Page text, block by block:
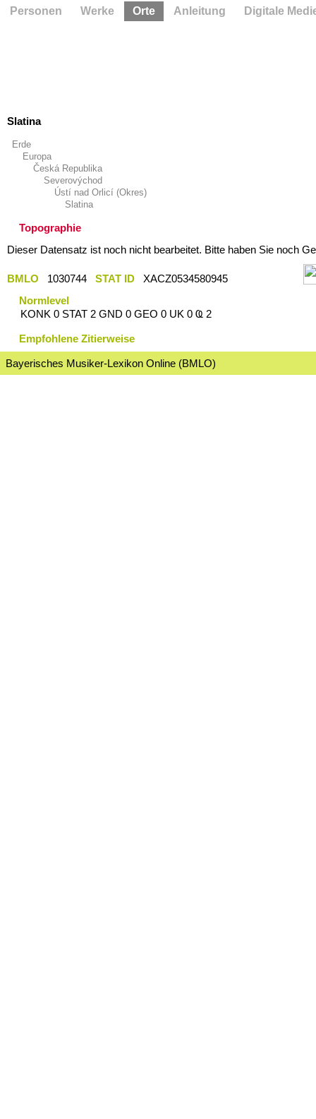
Slatina
Erde
Europa
Česká Republika
Severovýchod
Ústí nad Orlicí (Okres)
Slatina
Topographie
Dieser Datensatz ist noch nicht bearbeitet. Bitte haben Sie noch
BMLO 1030744 STAT ID
XACZ0534580945
Normlevel
KONK 0 STAT 2 GND 0 GEO 0 UK 0 Ҩ 2
Empfohlene Zitierweise
Bayerisches Musiker-Lexikon Online (BMLO)
Personen Werke Orte Anleitung Digitale